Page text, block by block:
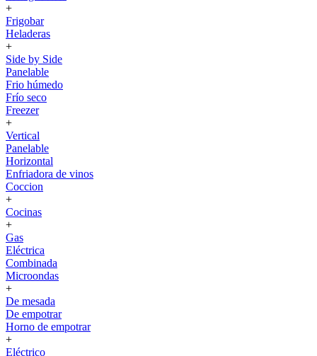
+
Frigobar
Heladeras
+
Side by Side
Panelable
Frio húmedo
Frío seco
Freezer
+
Vertical
Panelable
Horizontal
Enfriadora de vinos
Coccion
+
Cocinas
+
Gas
Eléctrica
Combinada
Microondas
+
De mesada
De empotrar
Horno de empotrar
+
Eléctrico